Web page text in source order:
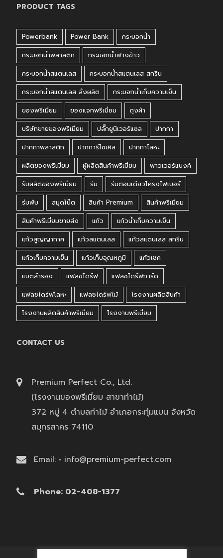
PRODUCT TAGS
Powerbank Power Bank
กระบอกน้ำ
กระบอกน้ำพลาสติก
กระบอกน้ำฟางข้าว
กระบอกน้ำสแตนเลส
กระบอกน้ำสแตนเลส สกรีน
กระบอกน้ำสแตนเลส สั่งผลิต
กระบอกน้ำเก็บความเย็น
ของพรีเมี่ยม
ของแจกพรีเมี่ยม
ถุงผ้า
บริษัทขายของพรีเมี่ยม
ปลั๊กยูนิเวอร์แซล
ปากกา
ปากกาพลาสติก
ปากการีไซเคิล
ปากกาโลหะ
ผลิตของพรีเมี่ยม
ผู้ผลิตสินค้าพรีเมี่ยม
พาวเวอร์แบงค์
รับผลิตของพรีเมี่ยม
ร่ม
ร่มตอนเดียวโครงไฟเบอร์
ร่มพับ
สมุดโน๊ต สินค้า Premium
สินค้าพรีเมี่ยม
สินค้าพรีเมี่ยมขายส่ง
แก้ว
แก้วน้ำเก็บความเย็น
แก้วสูญญากาศ
แก้วสแตนเลส
แก้วสแตนเลส สกรีน
แก้วเก็บความเย็น
แก้วเก็บอุณหภูมิ
แก้วเชค
แบตสำรอง
แฟลชไดร์ฟ
แฟลชไดร์ฟการ์ด
แฟลชไดร์ฟโลหะ
แฟลชไดร์ฟไม้
โรงงานผลิตสินค้า
โรงงานผลิตสินค้าพรีเมี่ยม
โรงงานพรีเมี่ยม
CONTACT US
Premium Perfect Co., Ltd.
(โรงงานของพรีเมี่ยม สาขาท่าไม้)
372 หมู่ 4 ตำบลท่าไม้ อำเภอกระทุ่มแบน จังหวัด
สมุทรสาคร 74110
Email: • info@premium-perfect.com
Phone: 02-408-1377